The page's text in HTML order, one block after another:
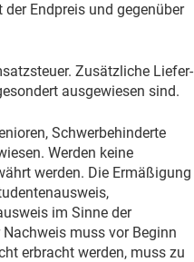
Endpreis und gegenüber
Zusätzliche Liefer-
ausgewiesen sind.
Schwerbehinderte
Werden keine
werden. Die Ermäßigung
im Sinne der
muss vor Beginn
erbracht werden, muss zu